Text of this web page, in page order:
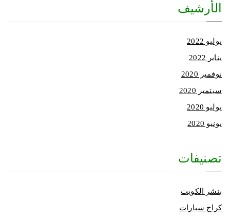
الأرشيف
يوليو 2022
يناير 2022
نوفمبر 2020
سبتمبر 2020
يوليو 2020
يونيو 2020
تصنيفات
بنشر الكويت
كراج سيارات